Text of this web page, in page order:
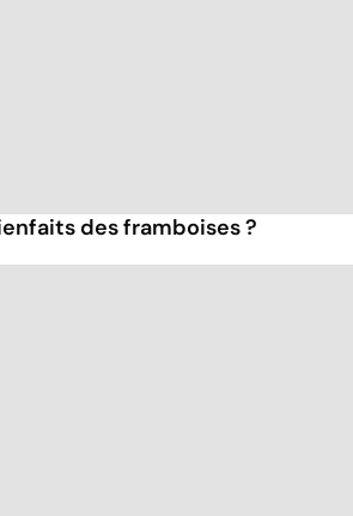
des framboises ?